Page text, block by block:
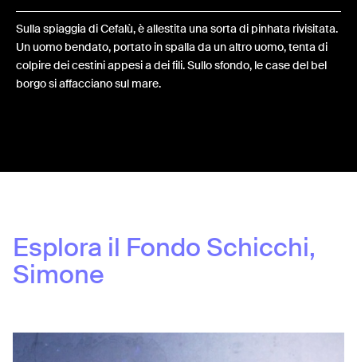
Sulla spiaggia di Cefalù, è allestita una sorta di pinhata rivisitata.
Un uomo bendato, portato in spalla da un altro uomo, tenta di
colpire dei cestini appesi a dei fili. Sullo sfondo, le case del bel
borgo si affacciano sul mare.
Esplora il Fondo Schicchi,
Simone